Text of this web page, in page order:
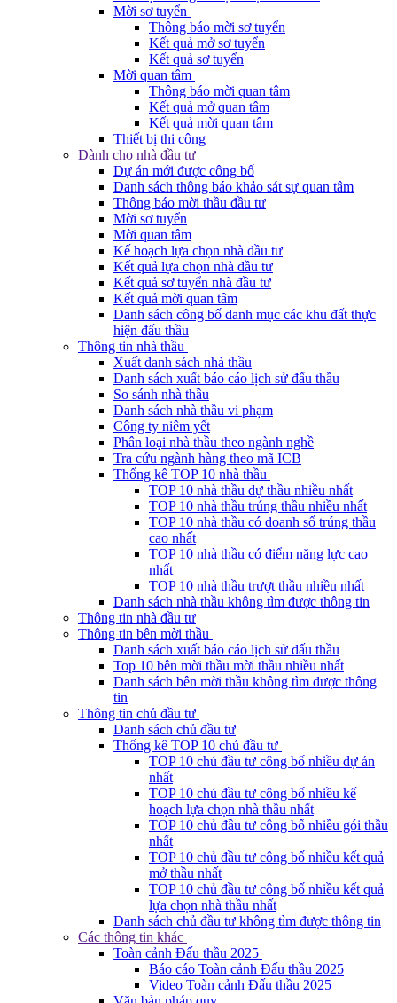
Mời sơ tuyển
Thông báo mời sơ tuyển
Kết quả mở sơ tuyển
Kết quả sơ tuyển
Mời quan tâm
Thông báo mời quan tâm
Kết quả mở quan tâm
Kết quả mời quan tâm
Thiết bị thi công
Dành cho nhà đầu tư
Dự án mới được công bố
Danh sách thông báo khảo sát sự quan tâm
Thông báo mời thầu đầu tư
Mời sơ tuyển
Mời quan tâm
Kế hoạch lựa chọn nhà đầu tư
Kết quả lựa chọn nhà đầu tư
Kết quả sơ tuyển nhà đầu tư
Kết quả mời quan tâm
Danh sách công bố danh mục các khu đất thực
hiện đấu thầu
Thông tin nhà thầu
Xuất danh sách nhà thầu
Danh sách xuất báo cáo lịch sử đấu thầu
So sánh nhà thầu
Danh sách nhà thầu vi phạm
Công ty niêm yết
Phân loại nhà thầu theo ngành nghề
Tra cứu ngành hàng theo mã ICB
Thống kê TOP 10 nhà thầu
TOP 10 nhà thầu dự thầu nhiều nhất
TOP 10 nhà thầu trúng thầu nhiều nhất
TOP 10 nhà thầu có doanh số trúng thầu
cao nhất
TOP 10 nhà thầu có điểm năng lực cao
nhất
TOP 10 nhà thầu trượt thầu nhiều nhất
Danh sách nhà thầu không tìm được thông tin
Thông tin nhà đầu tư
Thông tin bên mời thầu
Danh sách xuất báo cáo lịch sử đấu thầu
Top 10 bên mời thầu mời thầu nhiều nhất
Danh sách bên mời thầu không tìm được thông
tin
Thông tin chủ đầu tư
Danh sách chủ đầu tư
Thống kê TOP 10 chủ đầu tư
TOP 10 chủ đầu tư công bố nhiều dự án
nhất
TOP 10 chủ đầu tư công bố nhiều kế
hoạch lựa chọn nhà thầu nhất
TOP 10 chủ đầu tư công bố nhiều gói thầu
nhất
TOP 10 chủ đầu tư công bố nhiều kết quả
mở thầu nhất
TOP 10 chủ đầu tư công bố nhiều kết quả
lựa chọn nhà thầu nhất
Danh sách chủ đầu tư không tìm được thông tin
Các thông tin khác
Toàn cảnh Đấu thầu 2025
Báo cáo Toàn cảnh Đấu thầu 2025
Video Toàn cảnh Đấu thầu 2025